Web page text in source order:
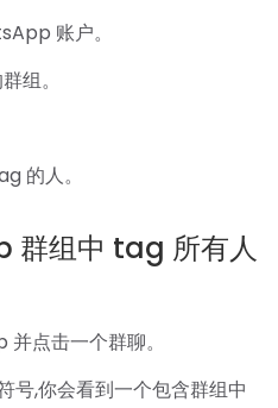
账户。
组。
的人。
群组中 tag 所有人
点击一个群聊。
号,你会看到一个包含群组中